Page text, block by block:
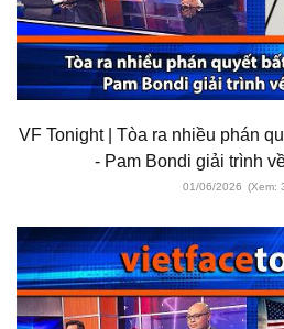
VF Tonight | Tòa ra nhiều phán
- Pam Bondi giải trình
01/06/2026 (Xem: